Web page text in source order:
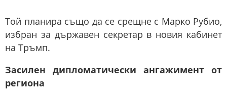
Той планира също да се срещне с Марко Рубио,
избран за държавен секретар в новия кабинет
на Тръмп.
Засилен дипломатически ангажимент от
региона